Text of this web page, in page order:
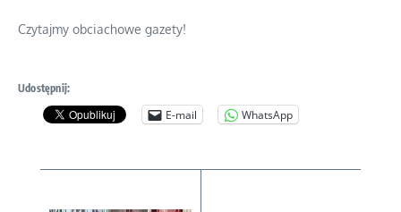
Czytajmy obciachowe gazety!
Udostępnij:
E-mail WhatsApp